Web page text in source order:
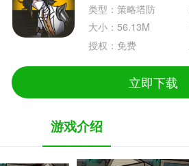
类型：策略塔防
大小：56.13M
授权：免费
立即下载
游戏介绍